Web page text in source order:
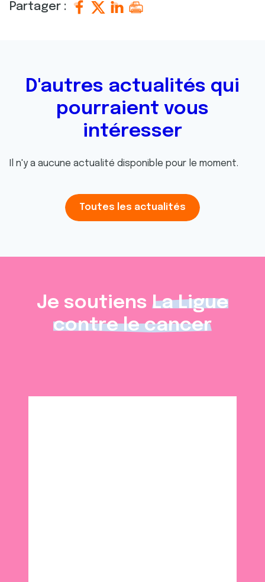
Partager :
D'autres actualités qui
pourraient vous
intéresser
Il n'y a aucune actualité disponible pour le moment.
Toutes les actualités
Je soutiens La Ligue
contre le cancer